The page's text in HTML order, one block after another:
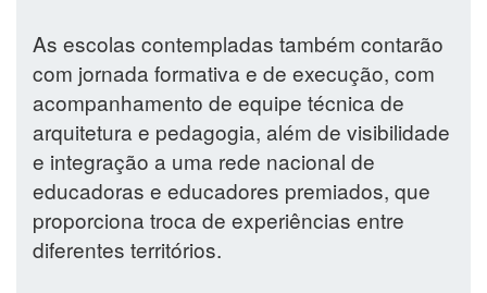
As escolas contempladas também contarão
com jornada formativa e de execução, com
acompanhamento de equipe técnica de
arquitetura e pedagogia, além de visibilidade
e integração a uma rede nacional de
educadoras e educadores premiados, que
proporciona troca de experiências entre
diferentes territórios.